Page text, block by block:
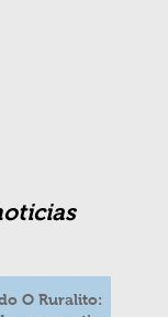
O Ruralito: